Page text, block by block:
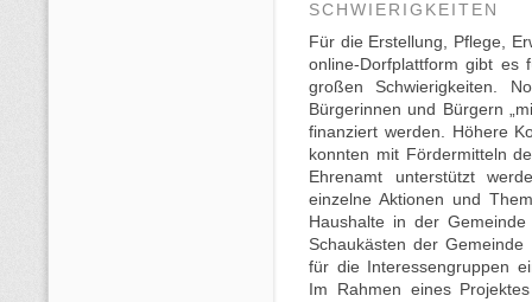
SCHWIERIGKEITEN
Für die Erstellung, Pflege,
online-Dorfplattform gibt es
großen Schwierigkeiten.
Bürgerinnen und Bürgern
finanziert werden. Höhere
konnten mit Fördermitteln
Ehrenamt unterstützt
einzelne Aktionen und
Haushalte in der
Schaukästen der
für die Interessengruppen
Im Rahmen eines